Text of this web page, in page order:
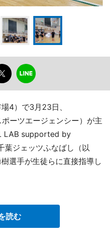
4）で3月23日、
ーツエージェンシー）が主
LAB supported by
葉ジェッツふなばし（以
選手が生徒らに直接指導し
読む